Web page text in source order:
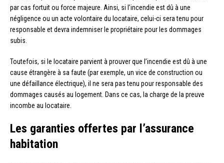
par cas fortuit ou force majeure. Ainsi, si l’incendie est dû à une
négligence ou un acte volontaire du locataire, celui-ci sera tenu pour
responsable et devra indemniser le propriétaire pour les dommages
subis.
Toutefois, si le locataire parvient à prouver que l’incendie est dû à une
cause étrangère à sa faute (par exemple, un vice de construction ou
une défaillance électrique), il ne sera pas tenu pour responsable des
dommages causés au logement. Dans ce cas, la charge de la preuve
incombe au locataire.
Les garanties offertes par l’assurance
habitation